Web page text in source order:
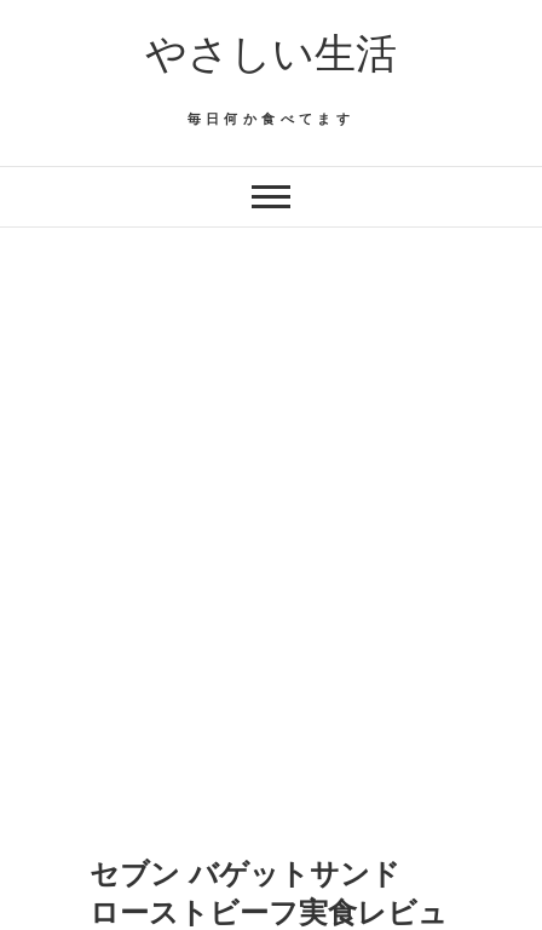
やさしい生活
毎日何か食べてます
セブン バゲットサンド
ローストビーフ実食レビュ